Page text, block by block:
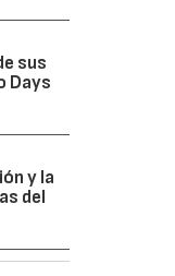
sus
Days
y la
del